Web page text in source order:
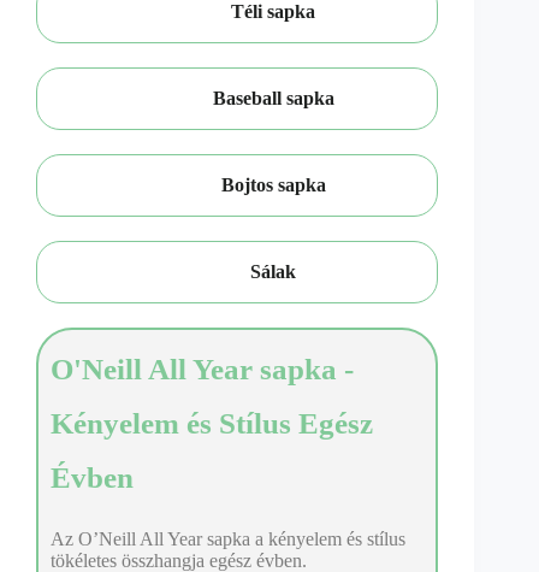
Téli sapka
Baseball sapka
Bojtos sapka
Sálak
O'Neill All Year sapka -
Kényelem és Stílus Egész
Évben
Az O’Neill All Year sapka a kényelem és stílus
tökéletes összhangja egész évben.